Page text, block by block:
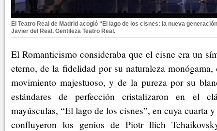
El Teatro Real de Madrid acogió “El lago de los cisnes: la nueva
Javier del Real. Gentileza Teatro Real.
El Romanticismo consideraba que el cisne era un
eterno, de la fidelidad por su naturaleza
movimiento majestuoso, y de la pureza por su
estándares de perfección cristalizaron en el
mayúsculas, “El lago de los cisnes”, en cuya cuarta
confluyeron los genios de Piotr Ilich